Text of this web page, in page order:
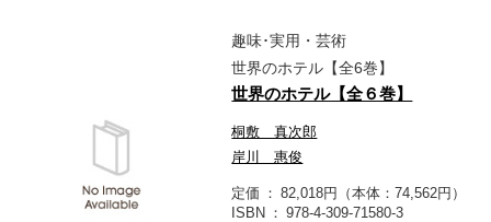
趣味･実用・芸術
世界のホテル【全6巻】
世界のホテル【全６巻】
桐敷 真次郎
岸川 惠俊
定価
82,018円（本体：74,562円）
ISBN
978-4-309-71580-3